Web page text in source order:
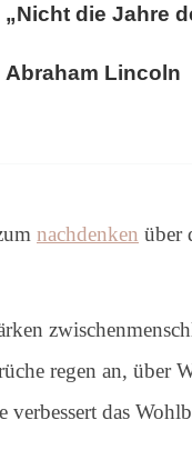
„Nicht die Jahre
Abraham Lincoln
nachdenken über
regen an, über
verbessert das